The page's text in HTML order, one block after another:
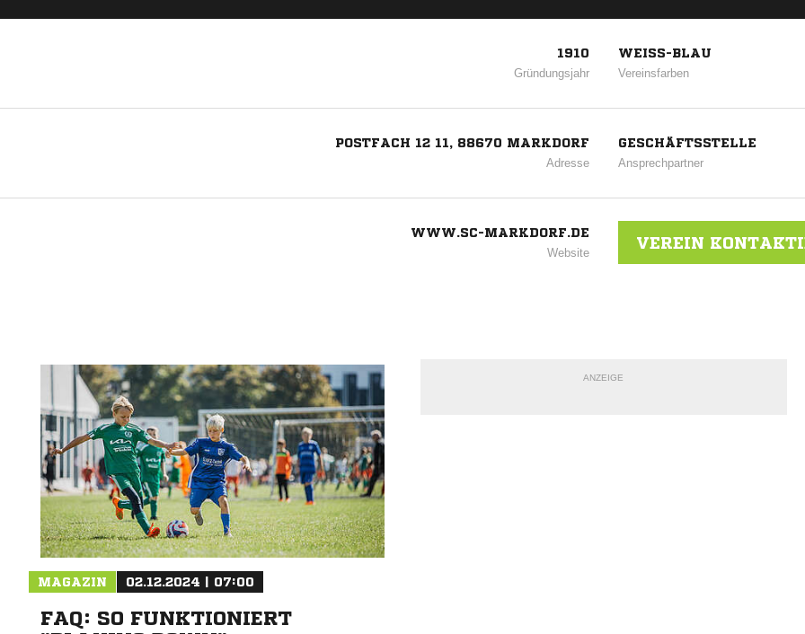
1910
Gründungsjahr
WEISS-BLAU
Vereinsfarben
POSTFACH 12 11, 88670 MARKDORF
Adresse
GESCHÄFTSSTELLE
Ansprechpartner
WWW.SC-MARKDORF.DE
Website
VEREIN
MAGAZIN 02.12.2024 | 07:00
FAQ: SO FUNKTIONIERT
ANZEIGE